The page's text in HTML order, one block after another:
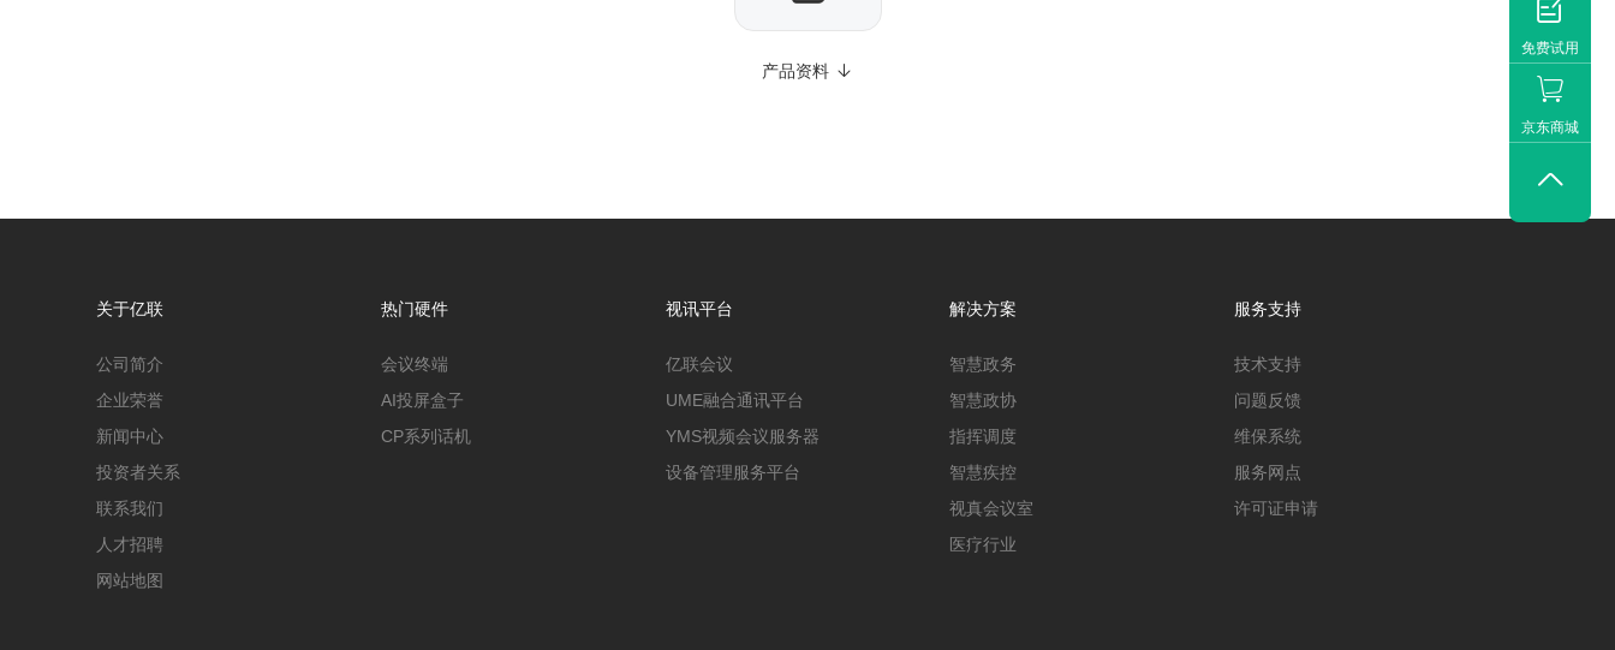
产品资料

免费试用
京东商城

关于亿联
公司简介
企业荣誉
新闻中心
投资者关系
联系我们
人才招聘
网站地图
热门硬件
会议终端
AI投屏盒子
CP系列话机
视讯平台
亿联会议
UME融合通讯平台
YMS视频会议服务器
设备管理服务平台
解决方案
智慧政务
智慧政协
指挥调度
智慧疾控
视真会议室
医疗行业
服务支持
技术支持
问题反馈
维保系统
服务网点
许可证申请